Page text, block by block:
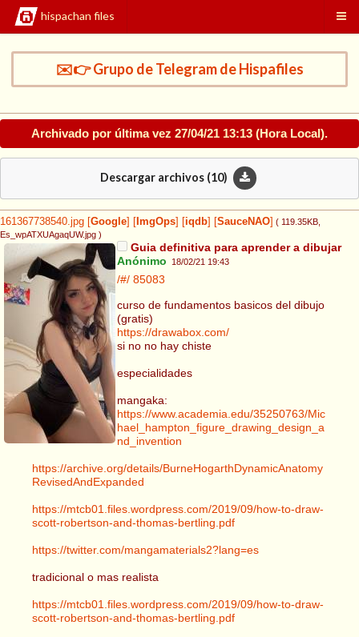
hispachan files
✉️👉 Grupo de Telegram de Hispafiles
Archivado por última vez 27/04/21 13:13 (Hora Local).
Descargar archivos (10)
161367738540.jpg Google ImgOps iqdb SauceNAO ( 119.35KB
Es_wpATXUAgaqUW.jpg )
Guia definitiva para aprender a dibujar
Anónimo
18/02/21 19:43
/#/ 85083
curso de fundamentos basicos del dibujo
(gratis)
https://drawabox.com/
si no no hay chiste
especialidades
mangaka:
https://www.academia.edu/35250763/Mic
hael_hampton_figure_drawing_design_a
nd_invention
https://archive.org/details/BurneHogarthDynamicAnatomy
RevisedAndExpanded
https://mtcb01.files.wordpress.com/2019/09/how-to-draw-
scott-robertson-and-thomas-bertling.pdf
https://twitter.com/mangamaterials2?lang=es
tradicional o mas realista
https://mtcb01.files.wordpress.com/2019/09/how-to-draw-
scott-robertson-and-thomas-bertling.pdf